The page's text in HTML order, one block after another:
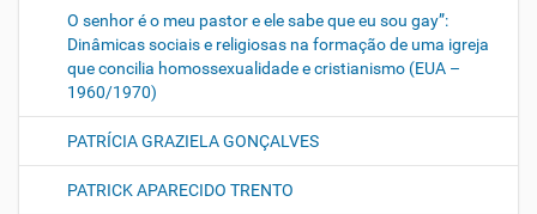
O senhor é o meu pastor e ele sabe que eu sou gay”:
Dinâmicas sociais e religiosas na formação de uma igreja
que concilia homossexualidade e cristianismo (EUA –
1960/1970)
PATRÍCIA GRAZIELA GONÇALVES
PATRICK APARECIDO TRENTO